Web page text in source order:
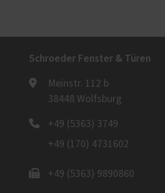
Schroeder Fenster & Türen
Meinstr. 112 b
38448 Wolfsburg
+49 (5363) 3749
+49 (170) 4731602
+49 (5363) 9890860